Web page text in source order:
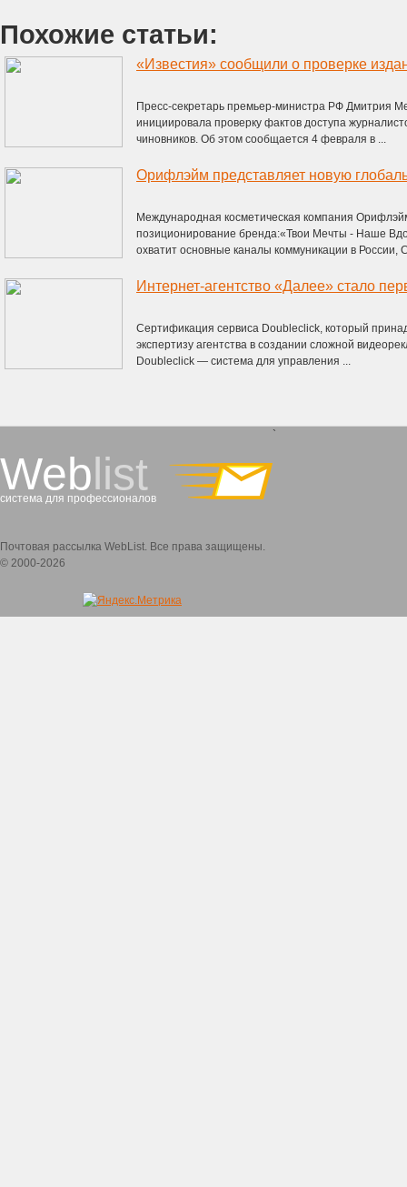
Похожие статьи:
Пресс-секретарь премьер-министра РФ Дмитрия
инициировала проверку фактов доступа
чиновников. Об этом сообщается 4 февраля в ...
Международная косметическая компания
позиционирование бренда:«Твои Мечты - Наше
охватит основные каналы коммуникации в России,
Сертификация сервиса Doubleclick, который
экспертизу агентства в создании сложной
Doubleclick — система для управления ...
Weblist
система для профессионалов
`
Почтовая рассылка WebList. Все права защищены.
© 2000-2026